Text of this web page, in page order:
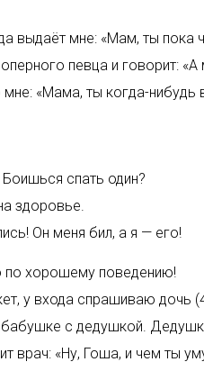
выдаёт мне: «Мам, ты
певца и говорит:
«Мама, ты когда-нибудь
спать один?
здоровье.
Он меня бил, а я — его!
по хорошему поведению!
у входа спрашиваю дочь
с дедушкой.
врач: «Ну, Гоша, и чем ты